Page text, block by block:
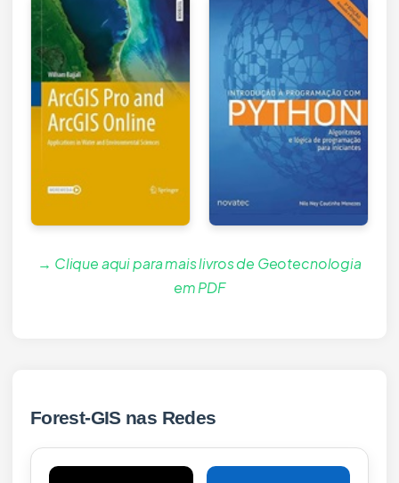
→ Clique aqui para mais livros de Geotecnologia
em PDF
Forest-GIS nas Redes